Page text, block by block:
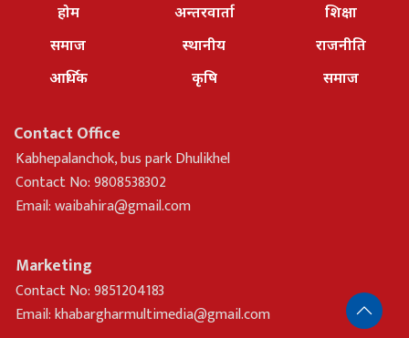
होम
समाज
आर्थिक
अन्तरवार्ता
स्थानीय
कृषि
शिक्षा
राजनीति
समाज
Contact Office
Kabhepalanchok, bus park Dhulikhel
Contact No: 9808538302
Email:waibahira@gmail.com
Marketing
Contact No: 9851204183
Email:khabargharmultimedia@gmail.com